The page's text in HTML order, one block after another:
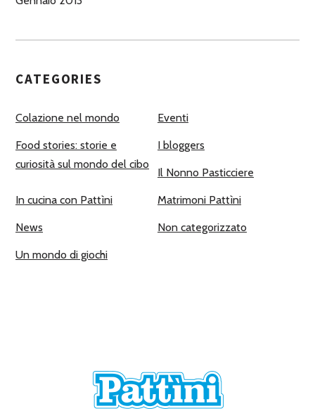
CATEGORIES
Colazione nel mondo Eventi
Food stories: storie e
curiosità sul mondo del cibo
I bloggers
Il Nonno Pasticciere
In cucina con Pattìni Matrimoni Pattìni
News Non categorizzato
Un mondo di giochi